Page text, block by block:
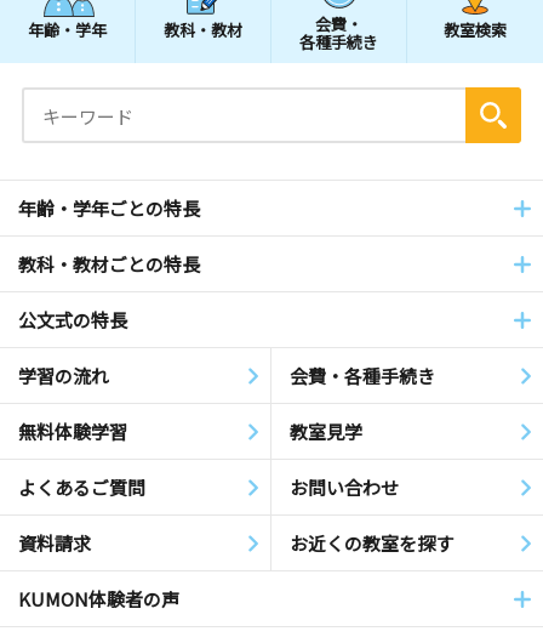
年齢・学年 教科・教材 会費・
各種手続き
教室検索
年齢・学年ごとの特長
教科・教材ごとの特長
公文式の特長
学習の流れ 会費・各種手続き
無料体験学習 教室見学
よくあるご質問 お問い合わせ
資料請求 お近くの教室を探す
KUMON体験者の声